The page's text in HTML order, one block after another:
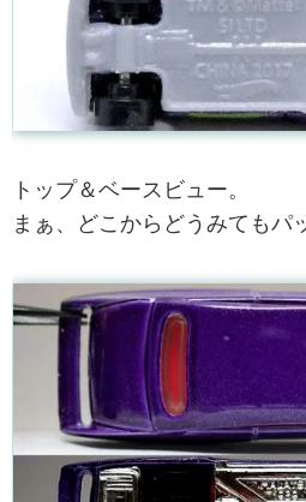
トップ＆ベースビュー。
まぁ、どこからどうみてもパ